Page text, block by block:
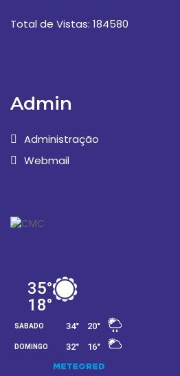
Total de Vistas: 184580
Admin
Administração
Webmail